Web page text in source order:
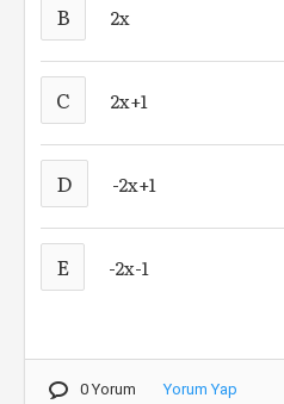
B 2x
C 2x+1
D -2x+1
E -2x-1
0 Yorum Yorum Yap